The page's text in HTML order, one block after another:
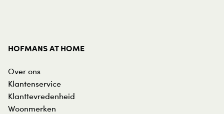
HOFMANS AT HOME
Over ons
Klantenservice
Klanttevredenheid
Woonmerken